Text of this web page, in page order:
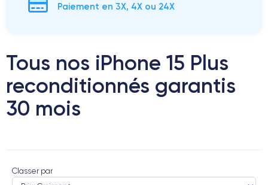
Paiement en 3X, 4X ou 24X
Tous nos iPhone 15 Plus
reconditionnés garantis
30 mois
Classer par